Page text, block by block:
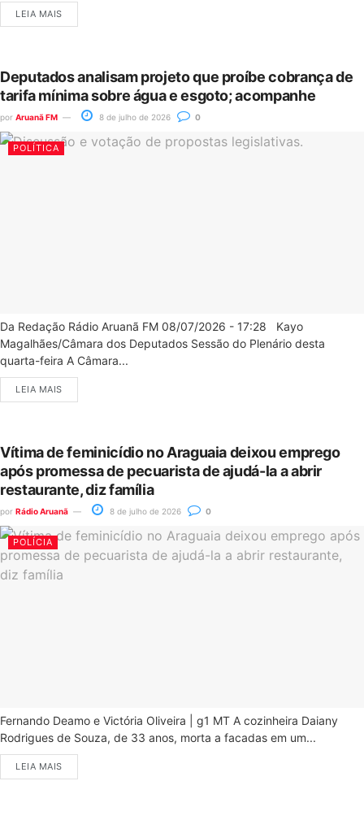
LEIA MAIS
Deputados analisam projeto que proíbe cobrança de
tarifa mínima sobre água e esgoto; acompanhe
por Aruanã FM 8 de julho de 2026 0
POLÍTICA
Da Redação Rádio Aruanã FM 08/07/2026 - 17:28 Kayo
Magalhães/Câmara dos Deputados Sessão do Plenário desta
quarta-feira A Câmara...
LEIA MAIS
Vítima de feminicídio no Araguaia deixou emprego
após promessa de pecuarista de ajudá-la a abrir
restaurante, diz família
por Rádio Aruanã 8 de julho de 2026 0
POLÍCIA
Fernando Deamo e Victória Oliveira | g1 MT A cozinheira Daiany
Rodrigues de Souza, de 33 anos, morta a facadas em um...
LEIA MAIS